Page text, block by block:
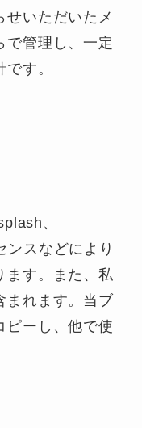
せいただいたメ
で管理し、一定
す。
、
ンスなどにより
ます。また、私
まれます。当ブ
ピーし、他で使